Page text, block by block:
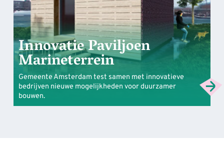
Innovatie Paviljoen
Marineterrein
Gemeente Amsterdam test samen met innovatieve
bedrijven nieuwe mogelijkheden voor duurzamer
bouwen.